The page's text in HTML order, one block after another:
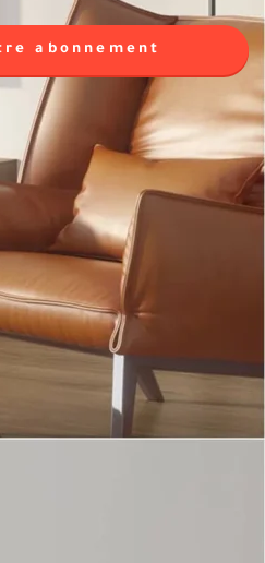
abonnement